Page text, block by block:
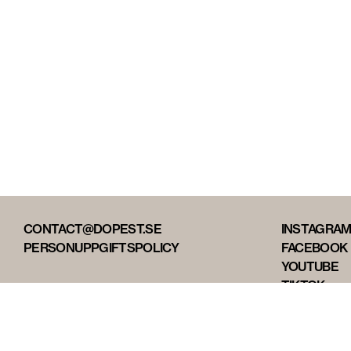
CONTACT@DOPEST.SE
PERSONUPPGIFTSPOLICY
INSTAGRAM
FACEBOOK
YOUTUBE
TIKTOK